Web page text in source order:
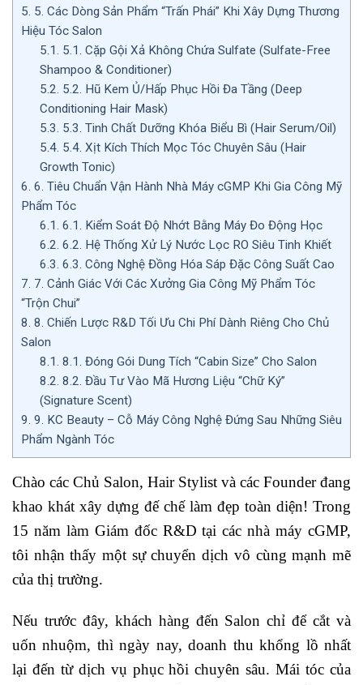
5. 5. Các Dòng Sản Phẩm “Trấn Phái” Khi Xây Dựng Thương
Hiệu Tóc Salon
5.1. 5.1. Cặp Gội Xả Không Chứa Sulfate (Sulfate-Free
Shampoo & Conditioner)
5.2. 5.2. Hũ Kem Ủ/Hấp Phục Hồi Đa Tầng (Deep
Conditioning Hair Mask)
5.3. 5.3. Tinh Chất Dưỡng Khóa Biểu Bì (Hair Serum/Oil)
5.4. 5.4. Xịt Kích Thích Mọc Tóc Chuyên Sâu (Hair
Growth Tonic)
6. 6. Tiêu Chuẩn Vận Hành Nhà Máy cGMP Khi Gia Công Mỹ
Phẩm Tóc
6.1. 6.1. Kiểm Soát Độ Nhớt Bằng Máy Đo Động Học
6.2. 6.2. Hệ Thống Xử Lý Nước Lọc RO Siêu Tinh Khiết
6.3. 6.3. Công Nghệ Đồng Hóa Sáp Đặc Công Suất Cao
7. 7. Cảnh Giác Với Các Xưởng Gia Công Mỹ Phẩm Tóc
“Trộn Chui”
8. 8. Chiến Lược R&D Tối Ưu Chi Phí Dành Riêng Cho Chủ
Salon
8.1. 8.1. Đóng Gói Dung Tích “Cabin Size” Cho Salon
8.2. 8.2. Đầu Tư Vào Mã Hương Liệu “Chữ Ký”
(Signature Scent)
9. 9. KC Beauty – Cỗ Máy Công Nghệ Đứng Sau Những Siêu
Phẩm Ngành Tóc
Chào các Chủ Salon, Hair Stylist và các Founder đang
khao khát xây dựng đế chế làm đẹp toàn diện! Trong
15 năm làm Giám đốc R&D tại các nhà máy cGMP,
tôi nhận thấy một sự chuyển dịch vô cùng mạnh mẽ
của thị trường.
Nếu trước đây, khách hàng đến Salon chỉ để cắt và
uốn nhuộm, thì ngày nay, doanh thu khổng lồ nhất
lại đến từ dịch vụ phục hồi chuyên sâu. Mái tóc của